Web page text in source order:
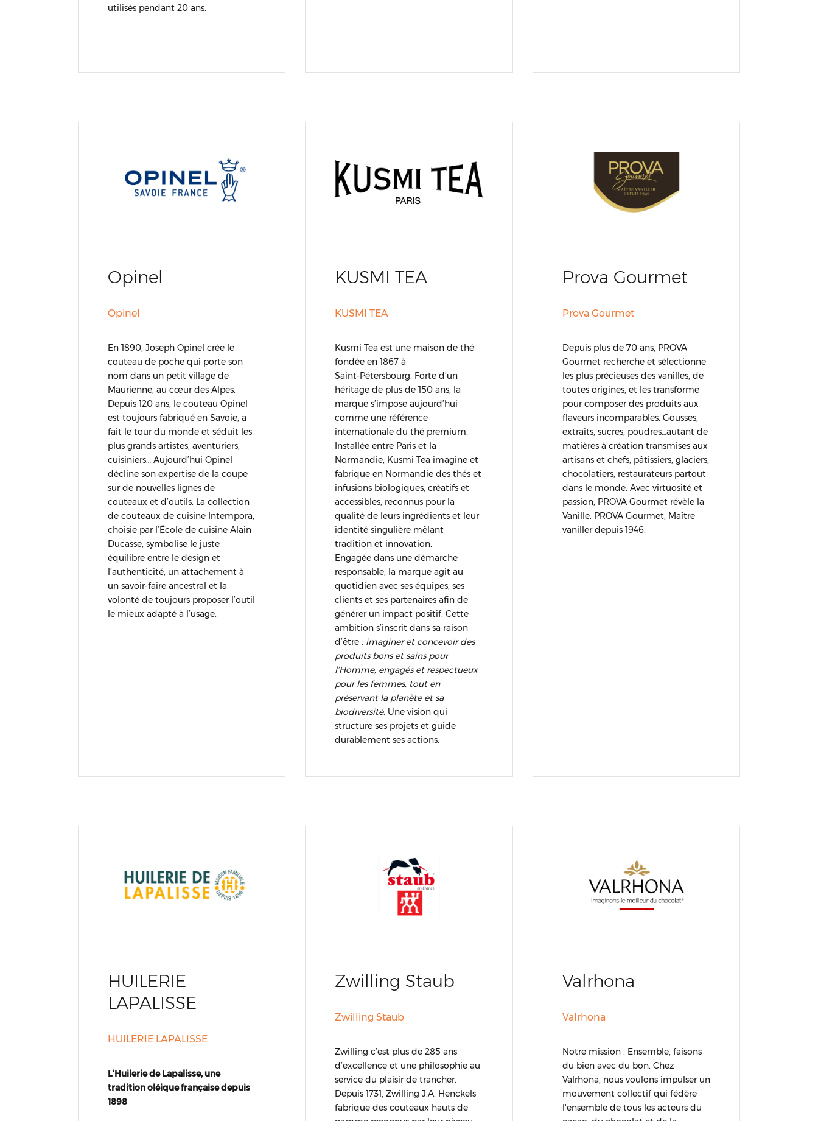
utilisés pendant 20 ans.
Opinel
Opinel
En 1890, Joseph Opinel crée le
couteau de poche qui porte son
nom dans un petit village de
Maurienne, au cœur des Alpes.
Depuis 120 ans, le couteau Opinel
est toujours fabriqué en Savoie, a
fait le tour du monde et séduit les
plus grands artistes, aventuriers,
cuisiniers… Aujourd’hui Opinel
décline son expertise de la coupe
sur de nouvelles lignes de
couteaux et d’outils. La collection
de couteaux de cuisine Intempora,
choisie par l’École de cuisine Alain
Ducasse, symbolise le juste
équilibre entre le design et
l’authenticité, un attachement à
un savoir-faire ancestral et la
volonté de toujours proposer l’outil
le mieux adapté à l’usage.
KUSMI TEA
KUSMI TEA
Kusmi Tea est une maison de thé
fondée en 1867 à
Saint‑Pétersbourg. Forte d’un
héritage de plus de 150 ans, la
marque s’impose aujourd’hui
comme une référence
internationale du thé premium.
Installée entre Paris et la
Normandie, Kusmi Tea imagine et
fabrique en Normandie des thés et
infusions biologiques, créatifs et
accessibles, reconnus pour la
qualité de leurs ingrédients et leur
identité singulière mêlant
tradition et innovation.
Engagée dans une démarche
responsable, la marque agit au
quotidien avec ses équipes, ses
clients et ses partenaires afin de
générer un impact positif. Cette
ambition s’inscrit dans sa raison
d’être : imaginer et concevoir des
produits bons et sains pour
l’Homme, engagés et respectueux
pour les femmes, tout en
préservant la planète et sa
biodiversité. Une vision qui
structure ses projets et guide
durablement ses actions.
Prova Gourmet
Prova Gourmet
Depuis plus de 70 ans, PROVA
Gourmet recherche et sélectionne
les plus précieuses des vanilles, de
toutes origines, et les transforme
pour composer des produits aux
flaveurs incomparables. Gousses,
extraits, sucres, poudres…autant de
matières à création transmises aux
artisans et chefs, pâtissiers, glaciers,
chocolatiers, restaurateurs partout
dans le monde. Avec virtuosité et
passion, PROVA Gourmet révèle la
Vanille. PROVA Gourmet, Maître
vaniller depuis 1946.
HUILERIE
LAPALISSE
HUILERIE LAPALISSE
L’Huilerie de Lapalisse, une
tradition oléique française depuis
1898
Zwilling Staub
Zwilling Staub
Zwilling c’est plus de 285 ans
d’excellence et une philosophie au
service du plaisir de trancher.
Depuis 1731, Zwilling J.A. Henckels
fabrique des couteaux hauts de
Valrhona
Valrhona
Notre mission : Ensemble, faisons
du bien avec du bon. Chez
Valrhona, nous voulons impulser un
mouvement collectif qui fédère
l'ensemble de tous les acteurs du